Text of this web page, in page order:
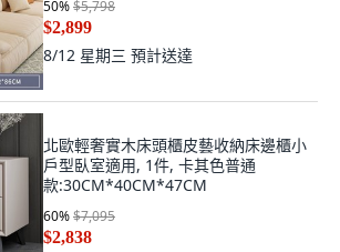
50%$5,798
$2,899
8/12 星期三 預計送達
北歐輕奢實木床頭櫃皮藝收納床邊櫃小
戶型臥室適用, 1件, 卡其色普通
款:30CM*40CM*47CM
60%$7,095
$2,838